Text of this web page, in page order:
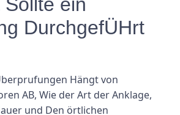
DurchgefÜHrt
Hängt von
AB, Wie der Art der Anklage,
und Den örtlichen